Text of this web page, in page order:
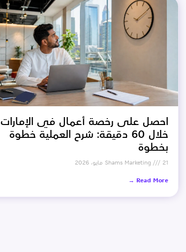
احصل على رخصة أعمال في الإمارات
خلال 60 دقيقة: شرح العملية خطوة
بخطوة
Shams Marketing 21 مايو، 2026
Read More →